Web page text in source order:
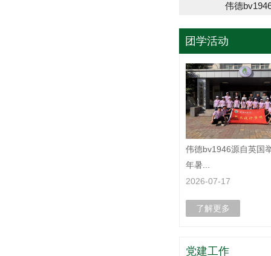
伟
团学活动
伟德bv1946源自英国
年暑...
2026-07-17
了解更多
党建工作